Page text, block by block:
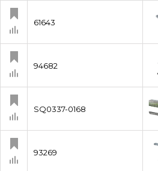
61643
94682
SQ0337-0168
93269